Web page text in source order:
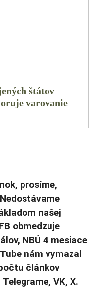
štátov
varovanie
prosíme,
našej
obmedzuje
NBÚ 4 mesiace
nám vymazal
článkov
VK, X.